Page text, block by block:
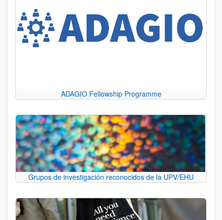
ADAGIO Fellowship Programme
Grupos de investigación reconocidos de la UPV/EHU